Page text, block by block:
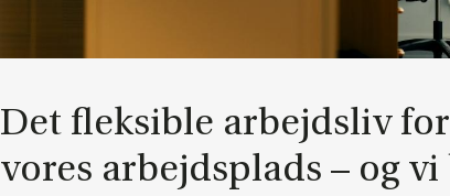
Det flek­sib­le ar­bejds­liv
vo­res ar­bejds­plads – og